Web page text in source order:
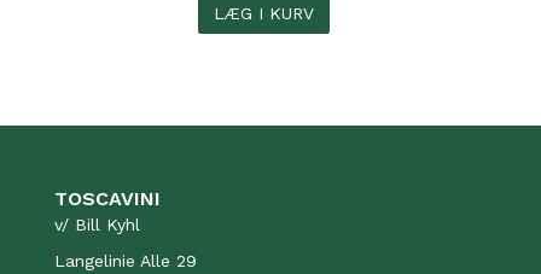
LÆG I KURV
TOSCAVINI
v/ Bill Kyhl
Langelinie Alle 29